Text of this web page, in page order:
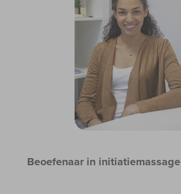
Beoefenaar in initiatiemassage